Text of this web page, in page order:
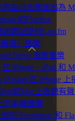
將曲目合集匯出為
和Flacbox
收聽記錄到Last.fm
損）音樂
Drive 播放音樂
在 iPhone、iPad 和
iXpand 在 iPhone
和Mac上收聽有
的本機音樂
用 Evermusic 和